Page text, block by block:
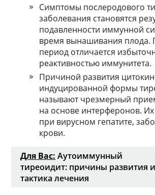
Симптомы послеродового
заболевания становятся
подавленности иммунной
время вынашивания плода.
период отличается
реактивностью иммунитета.
Причиной развития
индуцированной формы
называют чрезмерный
на основе интерферонов.
при вирусном гепатите,
крови.
Для Вас: Аутоиммунный
тиреоидит: причины развития и
тактика лечения